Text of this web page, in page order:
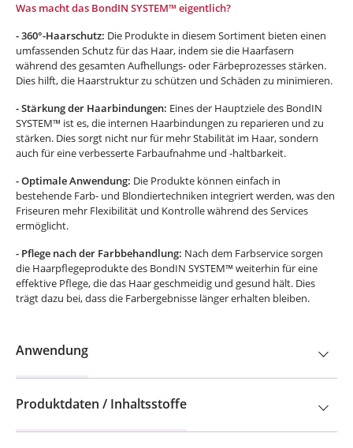
Was macht das BondIN SYSTEM™ eigentlich?
- 360°-Haarschutz: Die Produkte in diesem Sortiment bieten einen
umfassenden Schutz für das Haar, indem sie die Haarfasern
während des gesamten Aufhellungs- oder Färbeprozesses stärken.
Dies hilft, die Haarstruktur zu schützen und Schäden zu minimieren.
- Stärkung der Haarbindungen: Eines der Hauptziele des BondIN
SYSTEM™ ist es, die internen Haarbindungen zu reparieren und zu
stärken. Dies sorgt nicht nur für mehr Stabilität im Haar, sondern
auch für eine verbesserte Farbaufnahme und -haltbarkeit.
- Optimale Anwendung: Die Produkte können einfach in
bestehende Farb- und Blondiertechniken integriert werden, was den
Friseuren mehr Flexibilität und Kontrolle während des Services
ermöglicht.
- Pflege nach der Farbbehandlung: Nach dem Farbservice sorgen
die Haarpflegeprodukte des BondIN SYSTEM™ weiterhin für eine
effektive Pflege, die das Haar geschmeidig und gesund hält. Dies
trägt dazu bei, dass die Farbergebnisse länger erhalten bleiben.
Anwendung
Produktdaten / Inhaltsstoffe